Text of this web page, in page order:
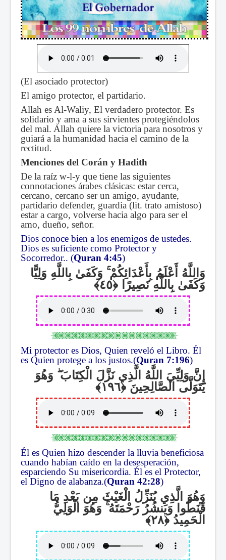
(El asociado protector)
El amigo protector, el partidario.
Allah es Al-Waliy, El verdadero protector. Es
solidario y ama a sus sirvientes protegiéndolos
del mal. Allah quiere la victoria para nosotros y
guiará a la humanidad hacia el camino de la
rectitud.
Menciones del Corán y Hadith
De la raíz w-l-y que tiene las siguientes
connotaciones árabes clásicas: estar cerca,
cercano, cercano ser un amigo, ayudante,
partidario defender, guardia (lit. trato amistoso)
estar a cargo, volverse hacia algo para ser el
amo, dueño, señor.
Dios conoce bien a los enemigos de ustedes.
Dios es suficiente como Protector y
Socorredor.. (Quran 4:45)
وَاللَّهُ أَعْلَمُ بِأَعْدَائِكُمْۚ وَكَفَىٰ بِاللَّهِ وَلِيًّا
وَكَفَىٰ بِاللَّهِ نَصِيرًا
Mi protector es Dios, Quien reveló el Libro. Él
es Quien protege a los justos.(Quran 7:196)
إِنَّ وَلِيِّيَ اللَّهُ الَّذِي نَزَّلَ الْكِتَابَۖ وَهُوَ
يَتَوَلَّى الصَّالِحِينَ
Él es Quien hizo descender la lluvia beneficiosa
cuando habían caído en la desesperación,
esparciendo Su misericordia. Él es el Protector,
el Digno de alabanza.(Quran 42:28)
وَهُوَ الَّذِي يُنَزِّلُ الْغَيْثَ مِن بَعْدِ مَا
قَنَطُوا وَيَنشُرُ رَحْمَتَهُۚ وَهُوَ الْوَلِيُّ
الْحَمِيدُ